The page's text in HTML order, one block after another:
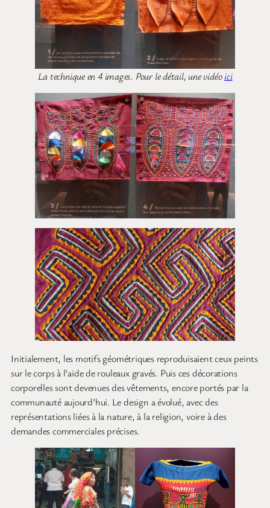
La technique en 4 images. Pour le détail, une vidéoici
Initialement, les motifs géométriques reproduisaient ceux peints
sur le corps à l’aide de rouleaux gravés. Puis ces décorations
corporelles sont devenues des vêtements, encore portés par la
communauté aujourd’hui. Le design a évolué, avec des
représentations liées à la nature, à la religion, voire à des
demandes commerciales précises.